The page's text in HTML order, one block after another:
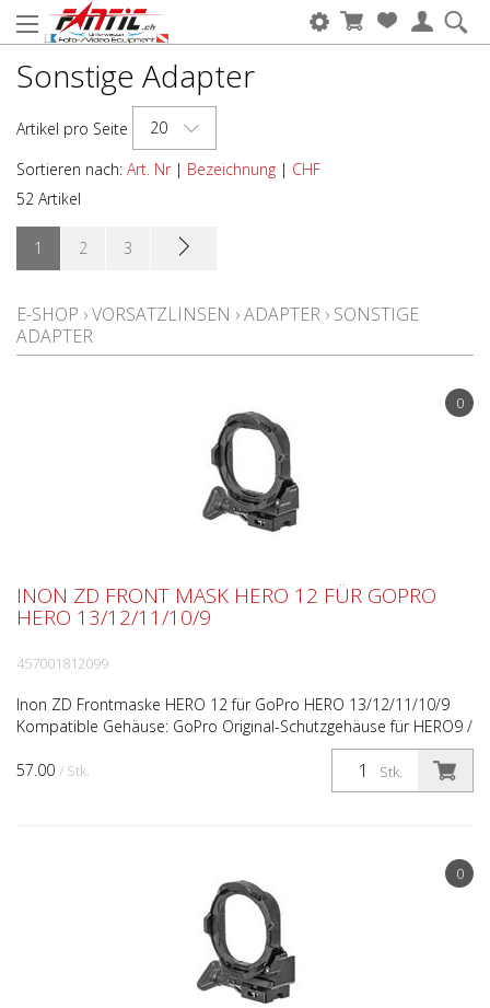
Sonstige Adapter
Artikel pro Seite
20
Sortieren nach: Art. Nr | Bezeichnung | CHF
52 Artikel
1 2 3
E-SHOP ›VORSATZLINSEN ›ADAPTER › SONSTIGE
ADAPTER
0
57.00 / Stk. Stk.
INON ZD FRONT MASK HERO 12 FÜR GOPRO
HERO 13/12/11/10/9
457001812099
Inon ZD Frontmaske HERO 12 für GoPro HERO 13/12/11/10/9
Kompatible Gehäuse: GoPro Original-Schutzgehäuse für HERO9 /
10 / 11 / 12 / 13 Halterung: INON ZD-Halterung Größ...
0